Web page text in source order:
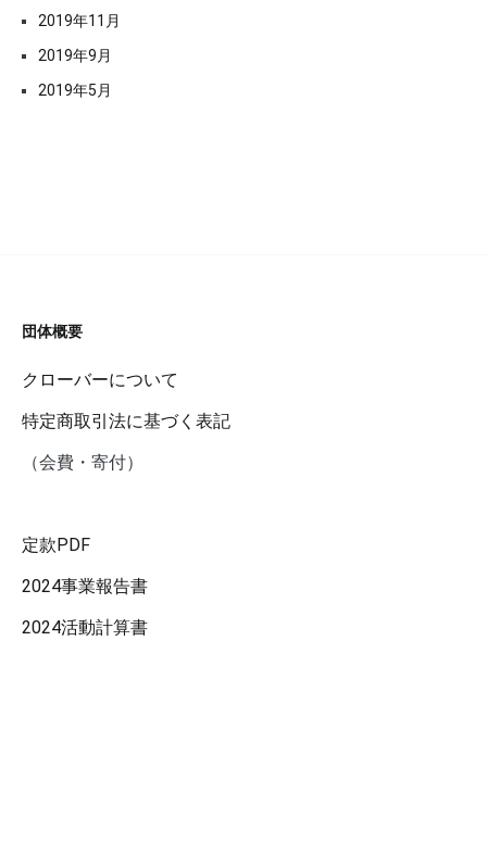
2019年11月
2019年9月
2019年5月
団体概要
クローバーについて
特定商取引法に基づく表記
（会費・寄付）
定款PDF
2024事業報告書
2024活動計算書